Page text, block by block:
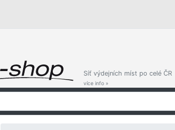
Síť výdejních míst po celé ČR
více info »